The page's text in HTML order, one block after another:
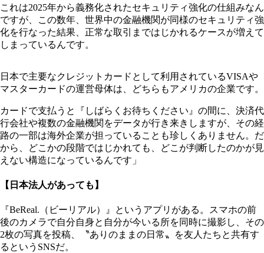
これは2025年から義務化されたセキュリティ強化の仕組みなん
ですが、この数年、世界中の金融機関が同様のセキュリティ強
化を行なった結果、正常な取引まではじかれるケースが増えて
しまっているんです。
日本で主要なクレジットカードとして利用されているVISAや
マスターカードの運営母体は、どちらもアメリカの企業です。
カードで支払うと『しばらくお待ちください』の間に、決済代
行会社や複数の金融機関をデータが行き来きしますが、その経
路の一部は海外企業が担っていることも珍しくありません。だ
から、どこかの段階ではじかれても、どこが判断したのかが見
えない構造になっているんです」
【日本法人があっても】
『BeReal.（ビーリアル）』というアプリがある。スマホの前
後のカメラで自分自身と自分が今いる所を同時に撮影し、その
2枚の写真を投稿、〝ありのままの日常〟を友人たちと共有す
るというSNSだ。